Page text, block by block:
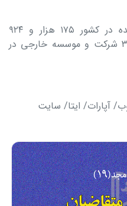
کل موسسات غیرتجاری ثبت شده در کشور ۱۷۵ هزار و ۹۲۴
موسسه است و اکنون حدود ۳۵۰۰ شرکت و موسسه خارجی در
آپارات/ ایتا/ سایت